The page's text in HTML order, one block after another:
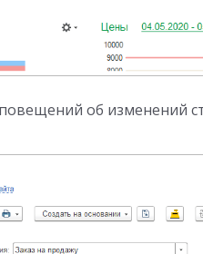
об изменений